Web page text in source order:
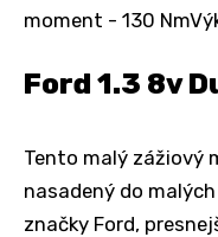
moment - 130
Ford 1.3 8v
Tento malý zážiový
nasadený do
značky Ford,